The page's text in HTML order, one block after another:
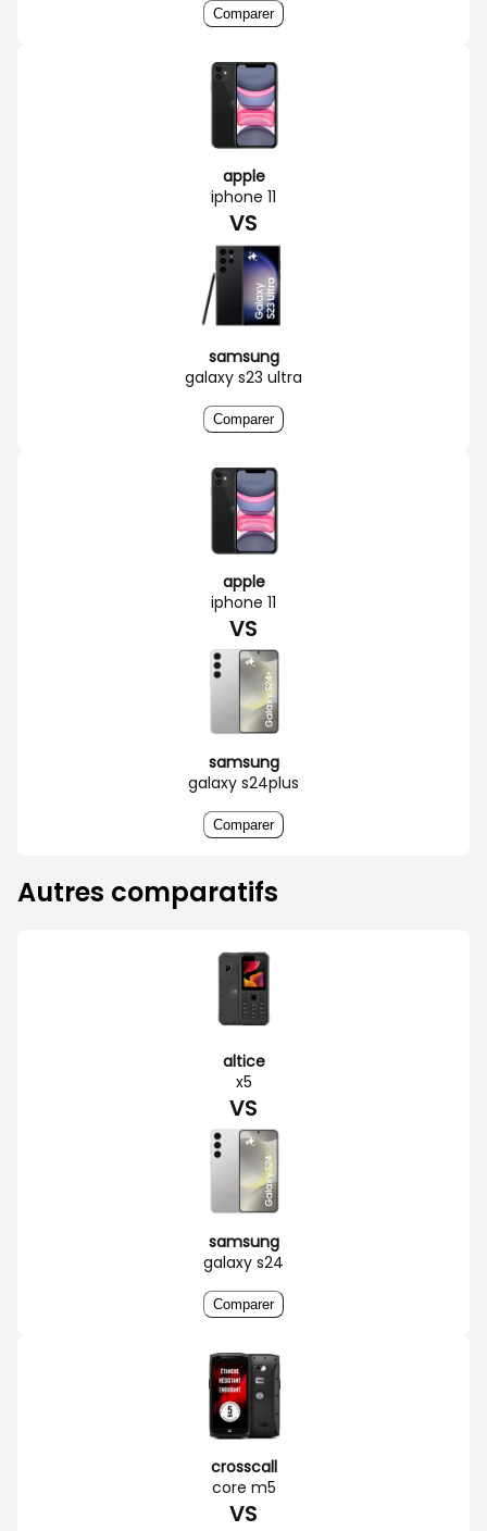
Comparer
apple
iphone 11
VS
samsung
galaxy s23 ultra
Comparer
apple
iphone 11
VS
samsung
galaxy s24plus
Comparer
Autres comparatifs
altice
x5
VS
samsung
galaxy s24
Comparer
crosscall
core m5
VS